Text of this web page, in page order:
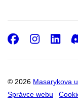
© 2026 Masarykova
Správce webu